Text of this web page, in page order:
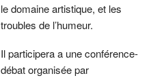
le domaine artistique, et les
troubles de l’humeur.
Il participera a une conférence-
débat organisée par